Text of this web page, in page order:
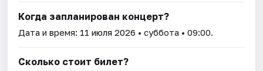
Когда запланирован концерт?
Дата и время: 11 июля 2026 • суббота • 09:00.
Сколько стоит билет?